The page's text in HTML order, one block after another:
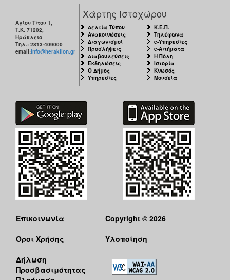
Αγίου Τίτου 1,
Τ.Κ. 71202,
Ηράκλειο
Τηλ.: 2813-409000
email:info@heraklion.gr
Χάρτης Ιστοχώρου
Δελτία Τύπου
Ανακοινώσεις
Διαγωνισμοί
Προσλήψεις
Διαβουλεύσεις
Εκδηλώσεις
Ο Δήμος
Υπηρεσίες
Κ.Ε.Π.
Τηλέφωνα
e-Υπηρεσίες
e-Αιτήματα
Η Πόλη
Ιστορία
Κνωσός
Μουσεία
Επικοινωνία
Όροι Χρήσης
Δήλωση
Προσβασιμότητας
Copyright © 2026
Υλοποίηση